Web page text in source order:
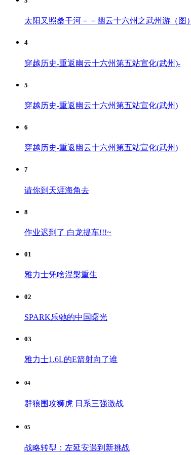
太阳又照桑干河－－幽云十六州之武州游（图）
4
穿越历史-重返幽云十六州第五站宣化(武州)-
5
穿越历史-重返幽云十六州第五站宣化(武州)
6
穿越历史-重返幽云十六州第五站宣化(武州)
7
请你到天涯海角去
8
作业迟到了 白龙提车!!!~
01
雅力士凭啥涅槃重生
02
SPARK乐驰的中国曙光
03
雅力士1.6L的E箭射向了谁
04
群狼围攻狮虎 日系三强激战
05
战略转型：左延安遇到新挑战